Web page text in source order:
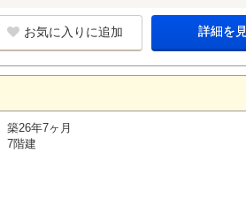
お気に入りに追加 詳細を
築26年7ヶ月
7階建